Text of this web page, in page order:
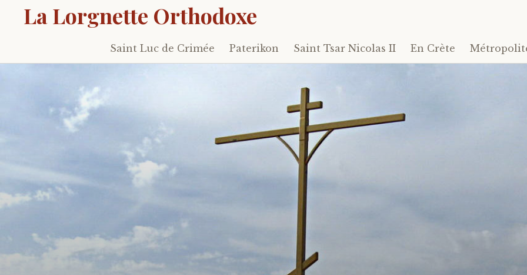
La Lorgnette Orthodoxe
Skip
to
Saint Luc de Crimée Paterikon Saint Tsar Nicolas II En Crète